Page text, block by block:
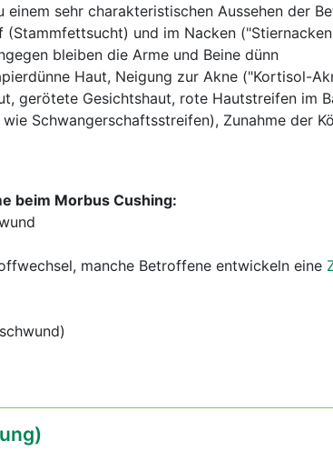
sehr charakteristischen Aussehen der
(Stammfettsucht) und im Nacken
bleiben die Arme und Beine dünn
Haut, Neigung zur Akne ("Kortisol-
gerötete Gesichtshaut, rote Hautstreifen im
Schwangerschaftsstreifen), Zunahme der
beim Morbus Cushing:
manche Betroffene entwickeln eine